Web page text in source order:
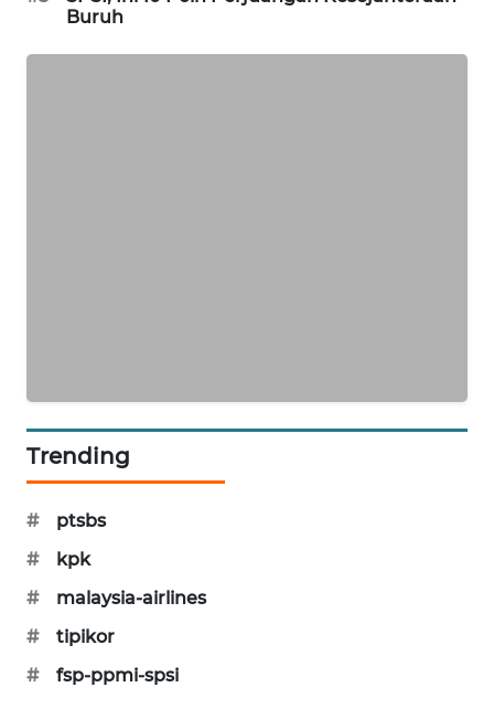
Buruh
Trending
#
ptsbs
#
kpk
#
malaysia-airlines
#
tipikor
#
fsp-ppmi-spsi
TAMBANG
MEDAN
NEWS
JAKARTA
NEWS
KRT
NEWS